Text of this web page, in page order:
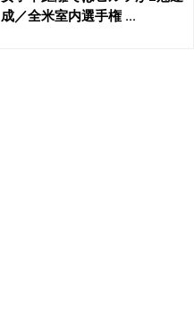
成／全米室内選手権 ...